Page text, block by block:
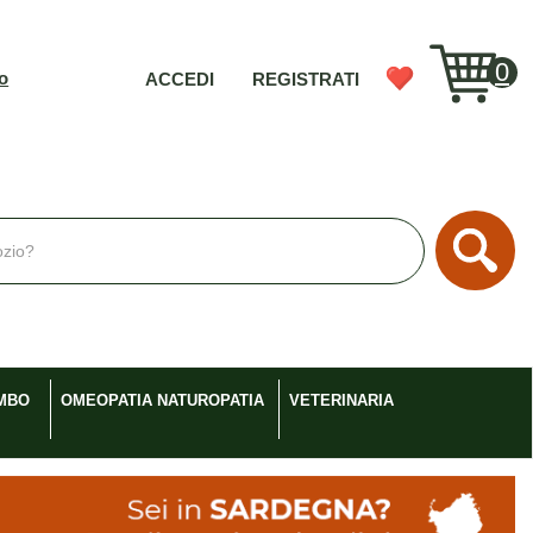
ACCEDI REGISTRATI 0
OMEOPATIA NATUROPATIA VETERINARIA